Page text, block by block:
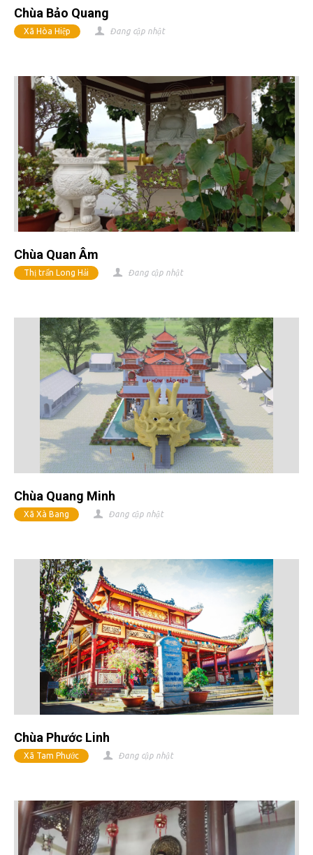
Chùa Bảo Quang
Xã Hòa Hiệp Đang cập nhật
Chùa Quan Âm
Thị trấn Long Hải Đang cập nhật
Chùa Quang Minh
Xã Xà Bang Đang cập nhật
Chùa Phước Linh
Xã Tam Phước Đang cập nhật